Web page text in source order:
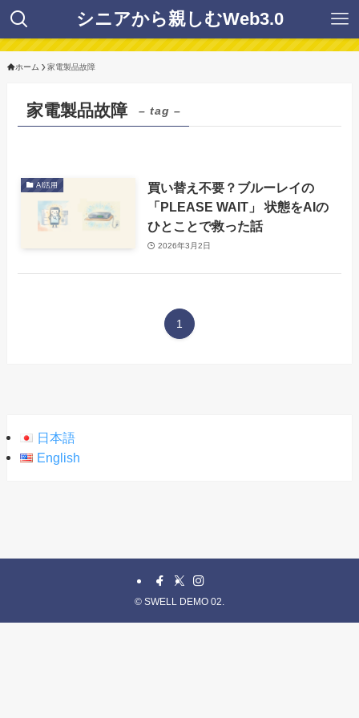
シニアから親しむWeb3.0
ホーム 家電製品故障
家電製品故障 – tag –
AI活用
買い替え不要？ブルーレイの
「PLEASE WAIT」 状態をAIの
ひとことで救った話
2026年3月2日
1
日本語
English
© SWELL DEMO 02.